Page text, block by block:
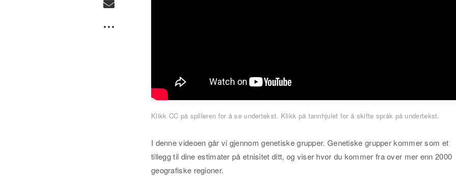
Klikk CC på spilleren for å se undertekst. Klikk på tannhjulet for å skifte språk på undertekst.
I denne videoen går vi gjennom genetiske grupper. Genetiske grupper kommer som et
tillegg til dine estimater på etnisitet ditt, og viser hvor du kommer fra over mer enn 2000
geografiske regioner.